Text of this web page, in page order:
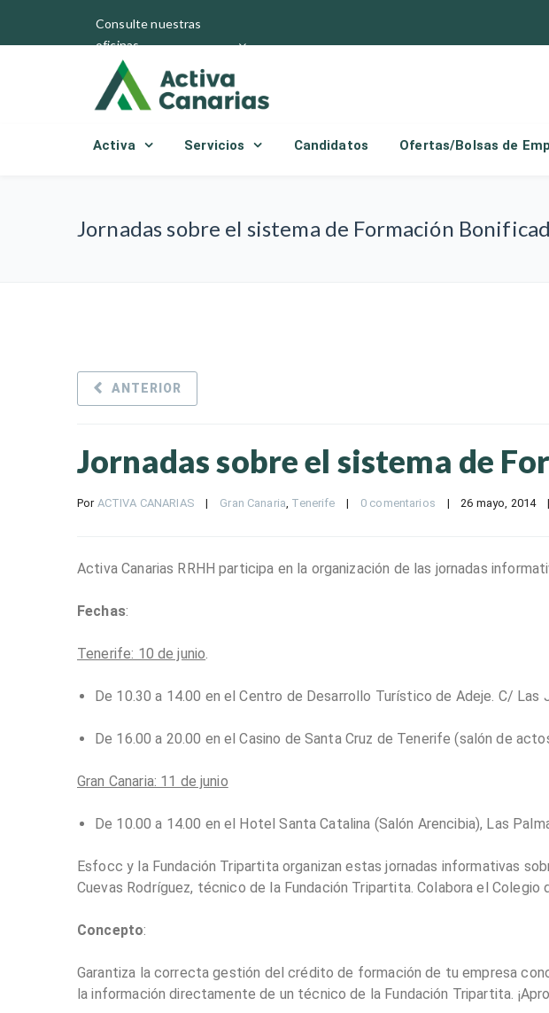
Consulte nuestras
oficinas
Activa Servicios Candidatos Ofertas/Bolsas de
Jornadas sobre el sistema de Formación
ANTERIOR
Jornadas sobre el sistema de
Por ACTIVA CANARIAS | Gran Canaria, Tenerife | 0 comentarios | 26 mayo, 2014 |
Activa Canarias RRHH participa en la organización de las jornadas
Fechas:
Tenerife: 10 de junio.
De 10.30 a 14.00 en el Centro de Desarrollo Turístico de Adeje. C/ Las
De 16.00 a 20.00 en el Casino de Santa Cruz de Tenerife (salón de
Gran Canaria: 11 de junio
De 10.00 a 14.00 en el Hotel Santa Catalina (Salón Arencibia), Las
Esfocc y la Fundación Tripartita organizan estas jornadas informativas
Cuevas Rodríguez, técnico de la Fundación Tripartita. Colabora el Colegio
Concepto:
Garantiza la correcta gestión del crédito de formación de tu empresa
la información directamente de un técnico de la Fundación Tripartita.